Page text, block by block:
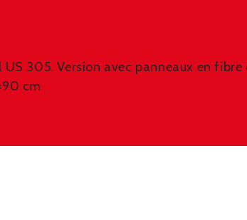
305. Version avec panneaux en
cm